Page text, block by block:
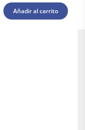
Añadir al carrito